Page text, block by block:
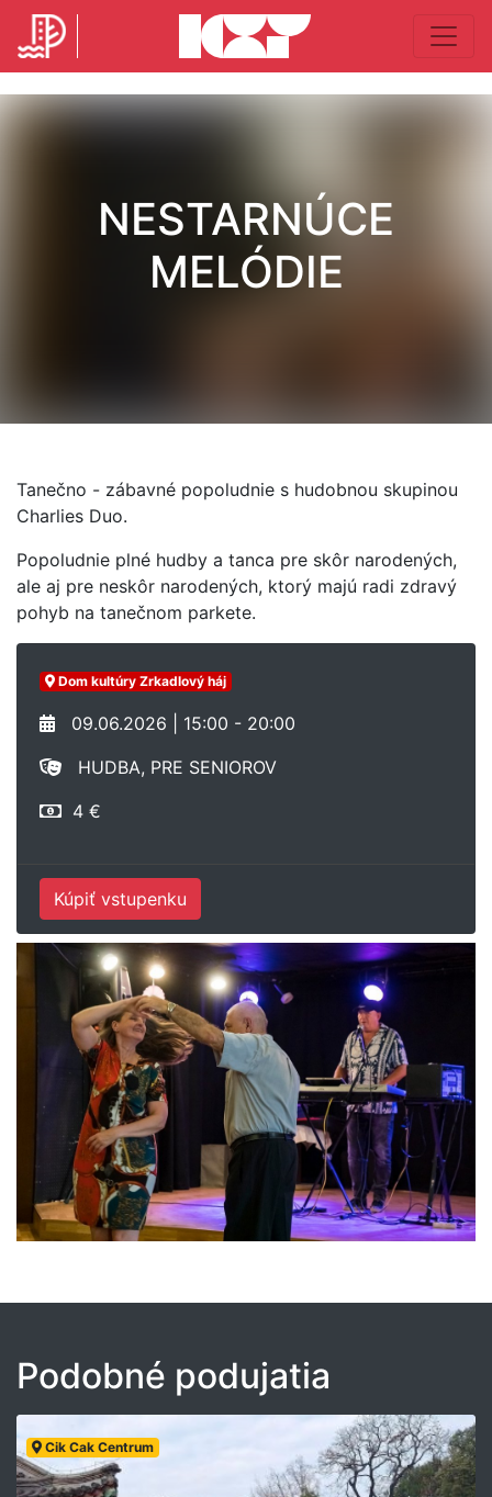
NESTARNÚCE
MELÓDIE
Tanečno - zábavné popoludnie s hudobnou skupinou
Charlies Duo.
Popoludnie plné hudby a tanca pre skôr narodených,
ale aj pre neskôr narodených, ktorý majú radi zdravý
pohyb na tanečnom parkete.
Dom kultúry Zrkadlový háj
09.06.2026 | 15:00 - 20:00
HUDBA, PRE SENIOROV
4 €
Kúpiť vstupenku
Podobné podujatia
Cik Cak Centrum